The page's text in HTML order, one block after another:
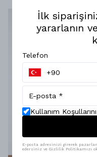
İlk
yararlanın
Telefon
Kullanım
E-posta adresinizi girerek
edersiniz ve Gizlilik Politikamızı